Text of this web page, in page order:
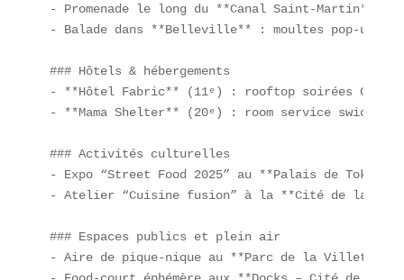
- Promenade le long du **Canal Saint-Martin**
- Balade dans **Belleville** : moultes pop-ups
### Hôtels & hébergements
- **Hôtel Fabric** (11ᵉ) : rooftop soirées
- **Mama Shelter** (20ᵉ) : room service swicy
### Activités culturelles
- Expo “Street Food 2025” au **Palais de
- Atelier “Cuisine fusion” à la **Cité de la
### Espaces publics et plein air
- Aire de pique-nique au **Parc de la